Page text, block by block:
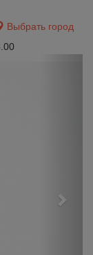
Выбрать город